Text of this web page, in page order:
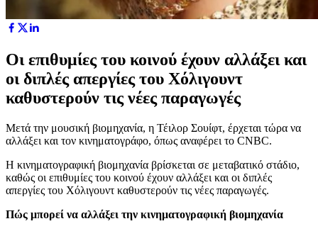
Oι επιθυμίες του κοινού έχουν αλλάξει και
οι διπλές απεργίες του Χόλιγουντ
καθυστερούν τις νέες παραγωγές
Μετά την μουσική βιομηχανία, η Τέιλορ Σουίφτ, έρχεται τώρα να
αλλάξει και τον κινηματογράφο, όπως αναφέρει το CNBC.
Η κινηματογραφική βιομηχανία βρίσκεται σε μεταβατικό στάδιο,
καθώς οι επιθυμίες του κοινού έχουν αλλάξει και οι διπλές
απεργίες του Χόλιγουντ καθυστερούν τις νέες παραγωγές.
Πώς μπορεί να αλλάξει την κινηματογραφική βιομηχανία